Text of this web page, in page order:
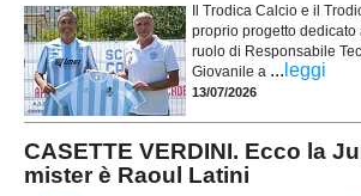
Il Trodica Calcio e il
proprio progetto dedicato
ruolo di Responsabile
Giovanile a ... leggi
13/07/2026
CASETTE VERDINI. Ecco la
mister è Raoul Latini